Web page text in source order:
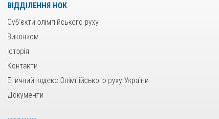
ВІДДІЛЕННЯ НОК
Суб’єкти олімпійського руху
Виконком
Історія
Контакти
Етичний кодекс Олімпійського руху України
Документи